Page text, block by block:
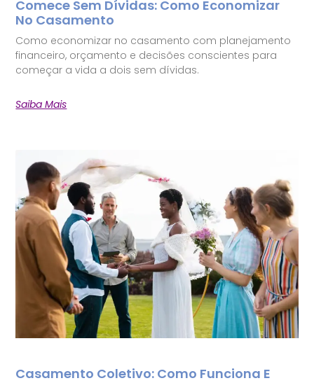
Comece Sem Dívidas: Como Economizar
No Casamento
Como economizar no casamento com planejamento
financeiro, orçamento e decisões conscientes para
começar a vida a dois sem dívidas.
Saiba Mais
Casamento Coletivo: Como Funciona E